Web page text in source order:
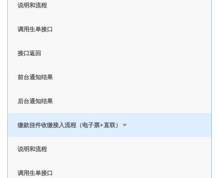
说明和流程
调用生单接口
接口返回
前台通知结果
后台通知结果
缴款挂件收缴接入流程（电子票+直联）
说明和流程
调用生单接口